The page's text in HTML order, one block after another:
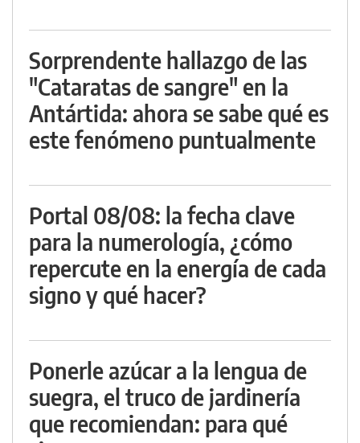
Sorprendente hallazgo de las
"Cataratas de sangre" en la
Antártida: ahora se sabe qué es
este fenómeno puntualmente
Portal 08/08: la fecha clave
para la numerología, ¿cómo
repercute en la energía de cada
signo y qué hacer?
Ponerle azúcar a la lengua de
suegra, el truco de jardinería
que recomiendan: para qué